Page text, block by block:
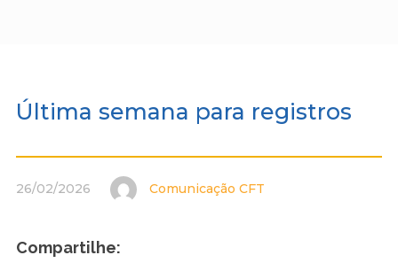
Última semana para registros
26/02/2026 Comunicação CFT
Compartilhe: